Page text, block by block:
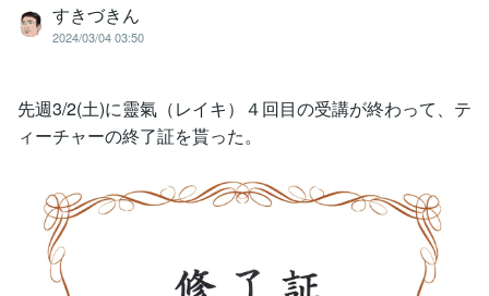
すきづきん
2024/03/04 03:50
先週3/2(土)に靈氣（レイキ）４回目の受講が終わって、テ
ィーチャーの終了証を貰った。